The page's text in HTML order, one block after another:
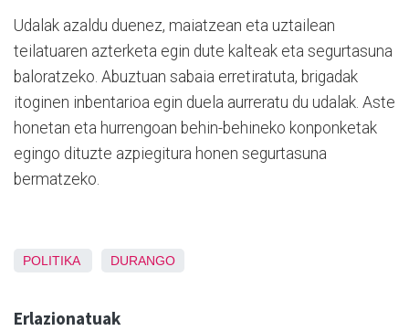
Udalak azaldu duenez, maiatzean eta uztailean
teilatuaren azterketa egin dute kalteak eta segurtasuna
baloratzeko. Abuztuan sabaia erretiratuta, brigadak
itoginen inbentarioa egin duela aurreratu du udalak. Aste
honetan eta hurrengoan behin-behineko konponketak
egingo dituzte azpiegitura honen segurtasuna
bermatzeko.
POLITIKA DURANGO
Erlazionatuak